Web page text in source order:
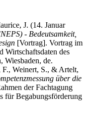
J. (14. Januar
- Bedeutsamkeit,
[Vortrag]. Vortrag im
Wirtschaftsdaten des
Wiesbaden, de.
Weinert, S., & Artelt,
über die
der Fachtagung
für Begabungsförderung